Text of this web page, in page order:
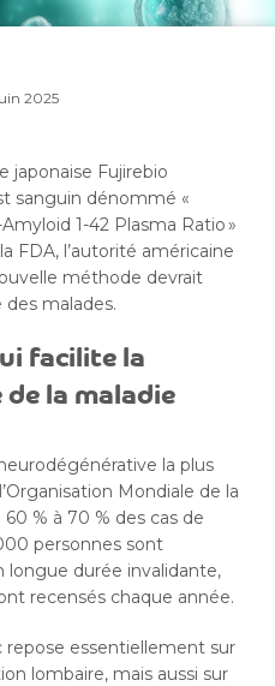
2025
japonaise Fujirebio
sanguin dénommé «
1-42 Plasma Ratio »
FDA, l’autorité américaine
méthode devrait
des malades.
facilite la
la maladie
la plus
Mondiale de la
% à 70 % des cas de
personnes sont
durée invalidante,
recensés chaque année.
essentiellement sur
lombaire, mais aussi sur